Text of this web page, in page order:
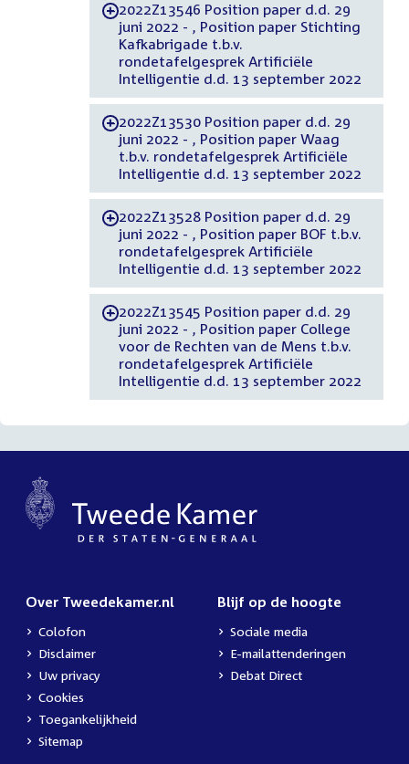
-2022Z13546 Position paper d.d. 29
juni 2022 - , Position paper Stichting
Kafkabrigade t.b.v.
rondetafelgesprek Artificiële
Intelligentie d.d. 13 september 2022
-2022Z13530 Position paper d.d. 29
juni 2022 - , Position paper Waag
t.b.v. rondetafelgesprek Artificiële
Intelligentie d.d. 13 september 2022
-2022Z13528 Position paper d.d. 29
juni 2022 - , Position paper BOF t.b.v.
rondetafelgesprek Artificiële
Intelligentie d.d. 13 september 2022
-2022Z13545 Position paper d.d. 29
juni 2022 - , Position paper College
voor de Rechten van de Mens t.b.v.
rondetafelgesprek Artificiële
Intelligentie d.d. 13 september 2022
Over Tweedekamer.nl
Colofon
Disclaimer
Uw privacy
Cookies
Toegankelijkheid
Sitemap
Blijf op de hoogte
Sociale media
E-mailattenderingen
Debat Direct